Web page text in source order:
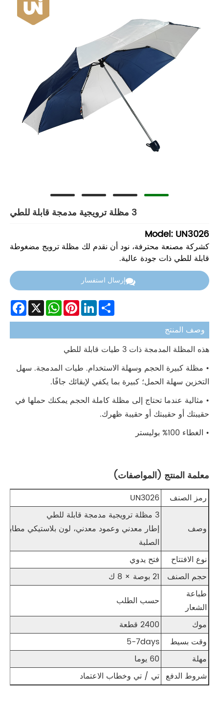
3 مظلة ترويجية مدمجة قابلة للطي
Model: UN3026
كشركة مصنعة محترفة، نود أن نقدم لك مظلة ترويج مضغوطة
قابلة للطي ذات جودة عالية.
إرسال استفسار
X
WhatsAppPinterestLinkedIn Share
وصف المنتج
هذه المظلة المدمجة ذات 3 طيات قابلة للطي
• مظلة كبيرة الحجم وسهلة الاستخدام. طيات المدمجة. سهل
التخزين سهلة الحمل؛ كبيرة بما يكفي لإبقائك جافًا.
• مثالية عندما تحتاج إلى مظلة كاملة الحجم يمكنك حملها في
حقيبتك أو حقيبتك أو حقيبة ظهرك.
• الغطاء 100% بوليستر
معلمة المنتج (المواصفات)
رمز الصنف UN3026
وصف
3 مظلة ترويجية مدمجة قابلة للطي
إطار معدني وعمود معدني، لون بلاستيكي
الصلبة
نوع الافتتاح
فتح يدوي
حجم الصنف
21 بوصة × 8 ك
طباعة
الشعار
حسب الطلب
موك
2400 قطعة
وقت بسيط
5-7days
مهلة
60 يوما
شروط الدفع تي / تي وخطاب الاعتماد